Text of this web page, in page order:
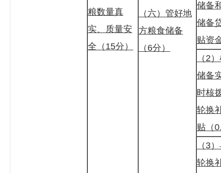
粮数量真
实、质量安
全（15分）
（六）管好地
方粮食储备
（6分）
储备
储备
贴资
（2
储备
时核
轮换
贴（
（3
轮换